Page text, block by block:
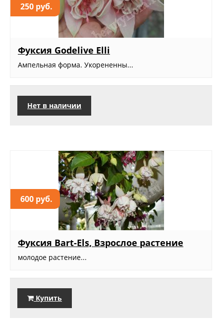
250 руб.
Фуксия Godelive Elli
Ампельная форма. Укорененны...
Нет в наличии
600 руб.
Фуксия Bart-Els, Взрослое растение
молодое растение...
Купить